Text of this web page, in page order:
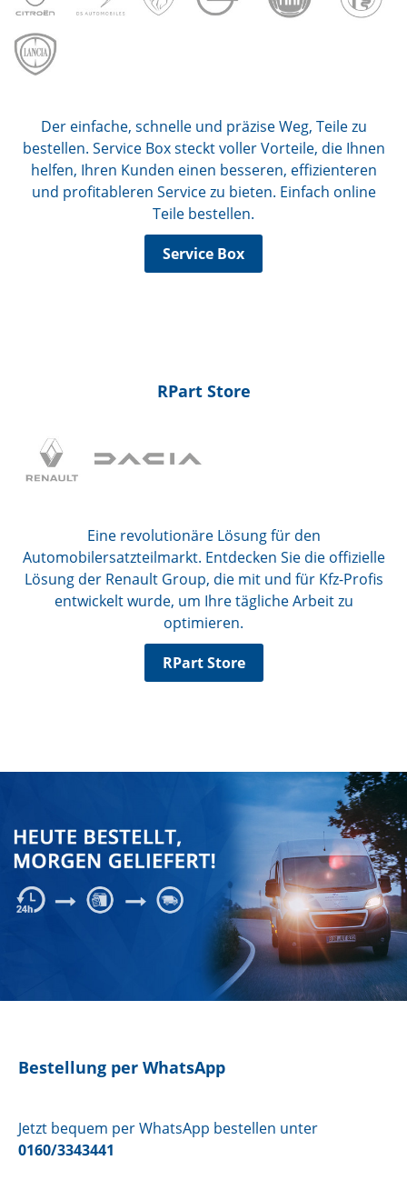
Der einfache, schnelle und präzise Weg, Teile zu
bestellen. Service Box steckt voller Vorteile, die Ihnen
helfen, Ihren Kunden einen besseren, effizienteren
und profitableren Service zu bieten. Einfach online
Teile bestellen.
Service Box
RPart Store
Eine revolutionäre Lösung für den
Automobilersatzteilmarkt. Entdecken Sie die offizielle
Lösung der Renault Group, die mit und für Kfz-Profis
entwickelt wurde, um Ihre tägliche Arbeit zu
optimieren.
RPart Store
Bestellung per WhatsApp
Jetzt bequem per WhatsApp bestellen unter
0160/3343441